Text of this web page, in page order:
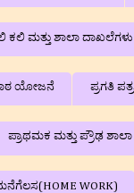
ಕಲಿ ಮತ್ತು ಶಾಲಾ ದಾಖಲೆಗಳು
ಯೋಜನೆ ಪ್ರಗತಿ
ಪ್ರಾಥಮಕ ಮತ್ತು ಪ್ರೌಢ ಶಾಲಾ
WORK)